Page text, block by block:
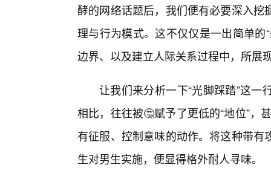
酵的网络话题后，我们便有必要深入
理与行为模式。这不仅仅是一出简单
边界、以及建立人际关系过程中，所展
让我们来分析一下“光脚踩踏”这
相比，往往被🤔赋予了更低的“地位”，
有征服、控制意味的动作。将这种带
生对男生实施，便显得格外耐人寻味。